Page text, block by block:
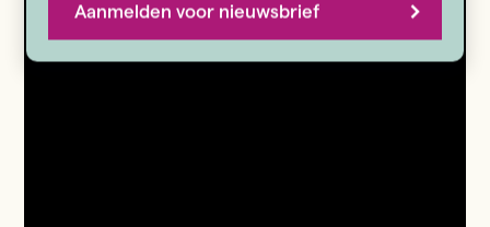
Aanmelden voor nieuwsbrief